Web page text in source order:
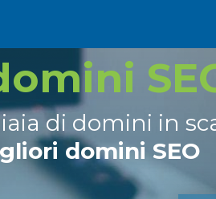
di domini in
domini SEO